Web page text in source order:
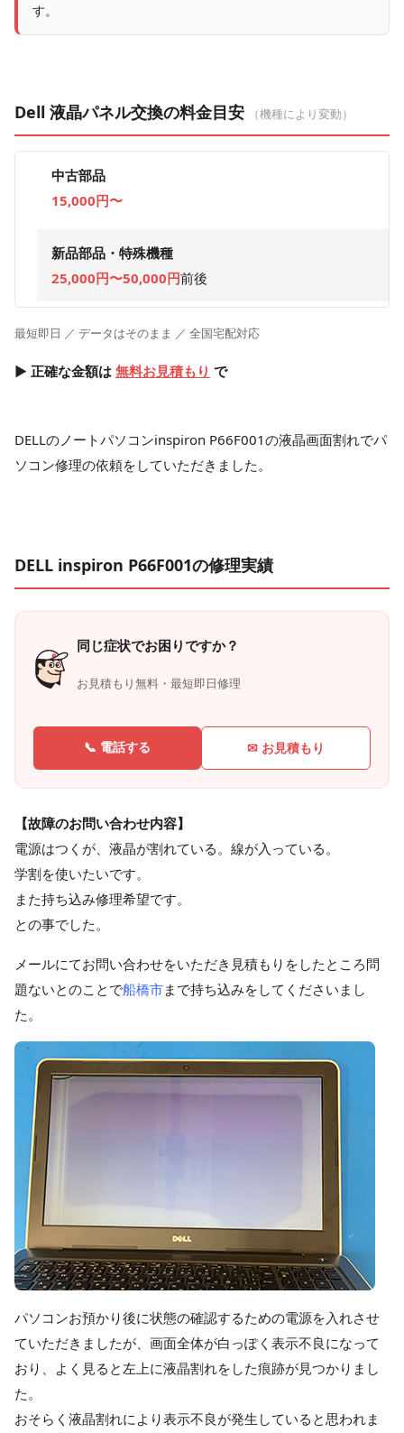
す。
Dell 液晶パネル交換の料金目安 （機種により変動）
中古部品
15,000円〜
新品部品・特殊機種
25,000円〜50,000円前後
最短即日 ／ データはそのまま ／ 全国宅配対応
▶ 正確な金額は 無料お見積もり で
DELLのノートパソコンinspiron P66F001の液晶画面割れでパ
ソコン修理の依頼をしていただきました。
DELL inspiron P66F001の修理実績
同じ症状でお困りですか？
お見積もり無料・最短即日修理
📞 電話する ✉ お見積もり
【故障のお問い合わせ内容】
電源はつくが、液晶が割れている。線が入っている。
学割を使いたいです。
また持ち込み修理希望です。
との事でした。
メールにてお問い合わせをいただき見積もりをしたところ問
題ないとのことで船橋市まで持ち込みをしてくださいまし
た。
パソコンお預かり後に状態の確認するための電源を入れさせ
ていただきましたが、画面全体が白っぽく表示不良になって
おり、よく見ると左上に液晶割れをした痕跡が見つかりまし
た。
おそらく液晶割れにより表示不良が発生していると思われま